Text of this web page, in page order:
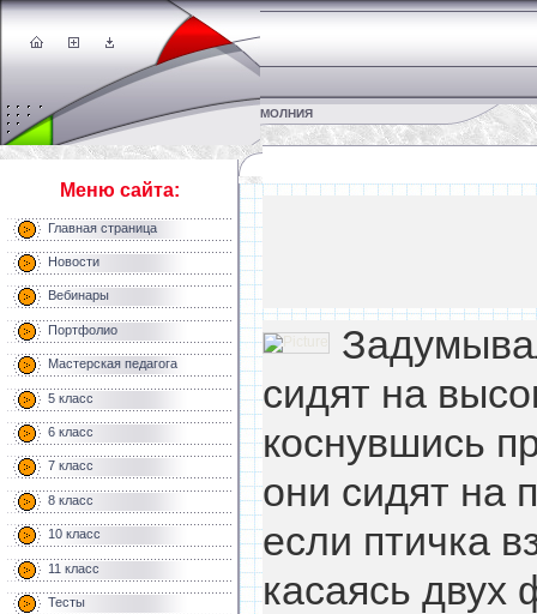
МОЛНИЯ
Меню сайта:
Главная страница
Новости
Вебинары
Портфолио
Мастерская педагога
5 класс
6 класс
7 класс
8 класс
10 класс
11 класс
Тесты
сидят на
коснувшись
они сидят на
если птичка
касаясь двух